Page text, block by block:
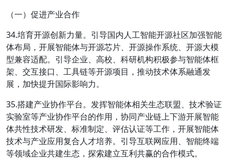
（一）促进产业合作
34.培育开源创新力量。引导国内人工智能开源社区加强智能
体布局，开展智能体与开源芯片、开源操作系统、开源大模
型兼容适配。引导企业、高校、科研机构积极参与智能体框
架、交互接口、工具链等开源项目，推动技术体系融通发
展，加快提升国际影响力。
35.搭建产业协作平台。发挥智能体相关生态联盟、技术验证
实验室等产业协作平台的作用，协同产业链上下游开展智能
体共性技术研发、标准制定、评估认证等工作，开展智能体
技术与产业应用复合人才培养。引导互联网应用、智能终端
等领域企业共建生态，探索建立互利共赢的合作模式。